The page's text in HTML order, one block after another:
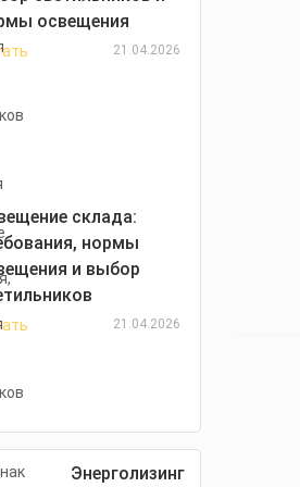
освещения
21.04.2026
склада:
нормы
и выбор
21.04.2026
Энерголизинг